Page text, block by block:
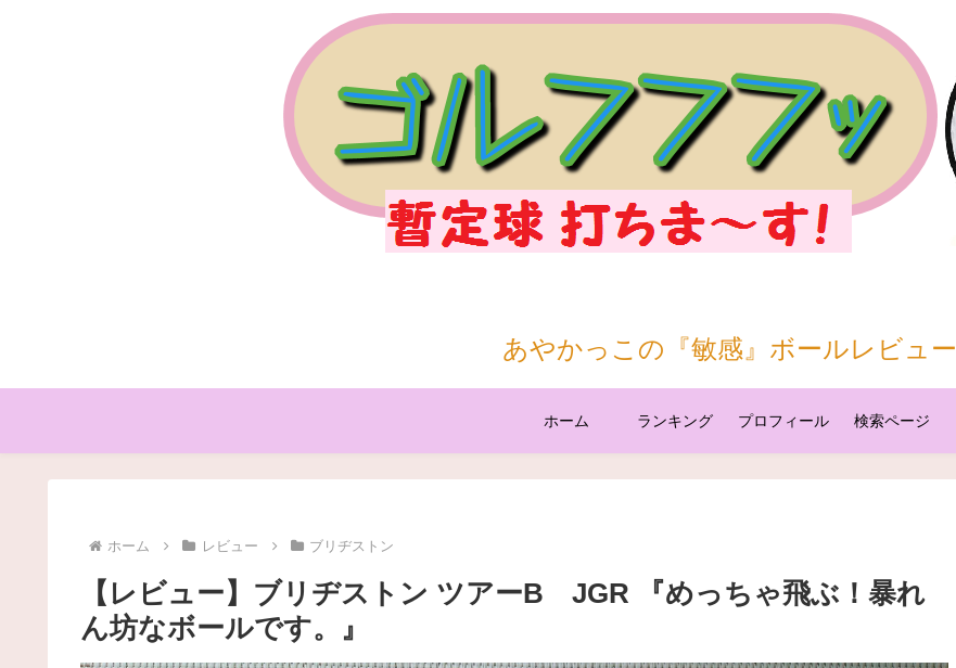
あやかっこの『敏感』ボールレビュー
ホーム ランキング プロフィール 検索ページ
ホーム レビュー ブリヂストン
【レビュー】ブリヂストン ツアーB JGR 『めっちゃ飛ぶ！暴れ
ん坊なボールです。』